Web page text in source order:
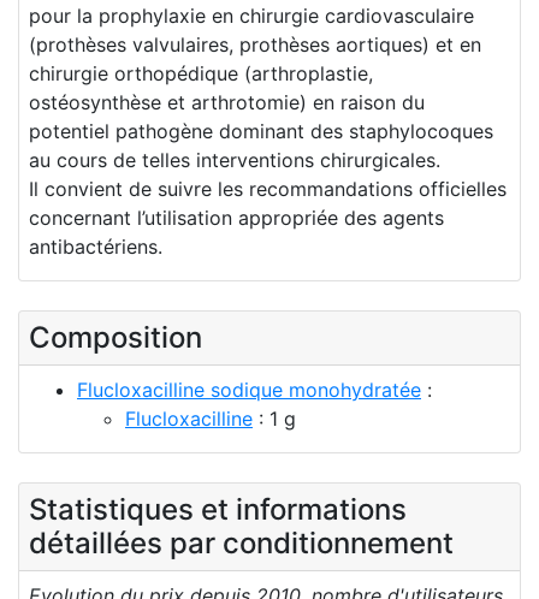
pour la prophylaxie en chirurgie cardiovasculaire
(prothèses valvulaires, prothèses aortiques) et en
chirurgie orthopédique (arthroplastie,
ostéosynthèse et arthrotomie) en raison du
potentiel pathogène dominant des staphylocoques
au cours de telles interventions chirurgicales.
Il convient de suivre les recommandations officielles
concernant l’utilisation appropriée des agents
antibactériens.
Composition
Flucloxacilline sodique monohydratée :
Flucloxacilline : 1 g
Statistiques et informations
détaillées par conditionnement